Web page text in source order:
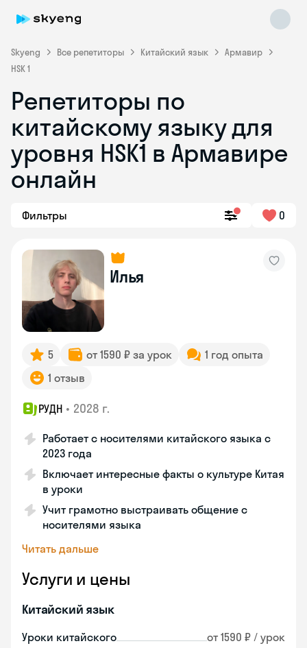
Skyeng Все репетиторы Китайский язык
Армавир
HSK 1
Репетиторы по
китайскому языку для
уровня HSK1 в Армавире
онлайн
Фильтры 0
Илья
5 от 1590 ₽ за урок
1 год опыта
1 отзыв
РУДН • 2028 г.
Работает с носителями китайского языка с
2023 года
Включает интересные факты о культуре Китая
в уроки
Учит грамотно выстраивать общение с
носителями языка
Читать дальше
Услуги и цены
Китайский язык
Уроки китайского от 1590 ₽ / урок
Skyeng Chat